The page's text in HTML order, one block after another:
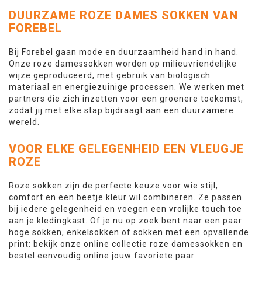
DUURZAME ROZE DAMES SOKKEN VAN
FOREBEL
Bij Forebel gaan mode en duurzaamheid hand in hand.
Onze roze damessokken worden op milieuvriendelijke
wijze geproduceerd, met gebruik van biologisch
materiaal en energiezuinige processen. We werken met
partners die zich inzetten voor een groenere toekomst,
zodat jij met elke stap bijdraagt aan een duurzamere
wereld.
VOOR ELKE GELEGENHEID EEN VLEUGJE
ROZE
Roze sokken zijn de perfecte keuze voor wie stijl,
comfort en een beetje kleur wil combineren. Ze passen
bij iedere gelegenheid en voegen een vrolijke touch toe
aan je kledingkast. Of je nu op zoek bent naar een paar
hoge sokken, enkelsokken of sokken met een opvallende
print: bekijk onze online collectie roze damessokken en
bestel eenvoudig online jouw favoriete paar.